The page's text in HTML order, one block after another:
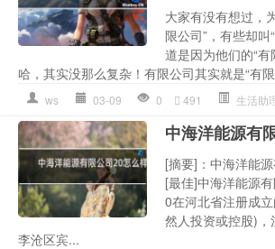
大家有没有想过，
限公司”，有些却叫
道是因为他们的“有
哈，其实没那么复杂！有限公司其实就是“有
ws 03-09 0 491 生活助
中海洋能源有
[摘要]：中海洋能
[最佳]中海洋能源
0在河北省注册成
然人投资或控股)
李沧区宾...